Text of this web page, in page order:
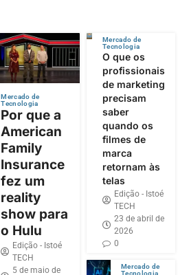
Mercado de
Tecnologia
Por que a
American
Family
Insurance
fez um
reality
show para
o Hulu
Edição - Istoé
TECH
5 de maio de
Mercado de
Tecnologia
O que os
profissionais
de marketing
precisam
saber
quando os
filmes de
marca
retornam às
telas
Edição - Istoé
TECH
23 de abril de
2026
0
Mercado de
Tecnologia